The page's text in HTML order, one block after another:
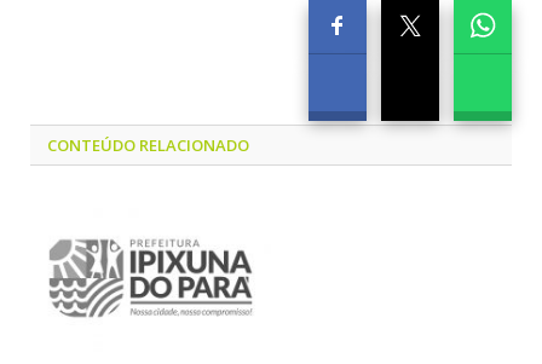
CONTEÚDO RELACIONADO